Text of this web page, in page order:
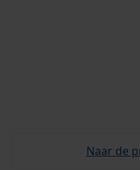
Naar de